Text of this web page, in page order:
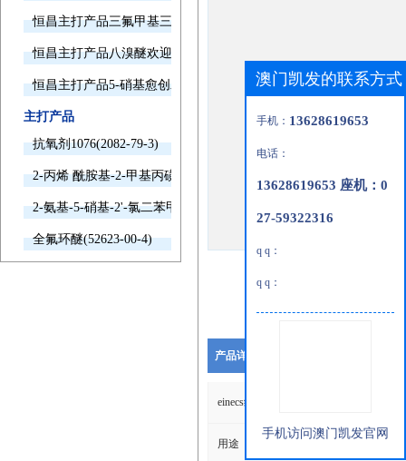
恒昌主打产品三氟甲基三甲基硅烷欢迎询价
恒昌主打产品八溴醚欢迎询价
恒昌主打产品5-硝基愈创木酚钠欢迎询价
主打产品
抗氧剂1076(2082-79-3)
2-丙烯 酰胺基-2-甲基丙磺酸(15214-89-8)
2-氨基-5-硝基-2'-氯二苯甲酮(2011-66-7)
全氟环醚(52623-00-4)
产品详细说明
einecs编号
用途
澳门凯发的联系方式
手机： 13628619653
电话：
13628619653 座机：0
27-59322316
q q：
q q：
手机访问澳门凯发官网